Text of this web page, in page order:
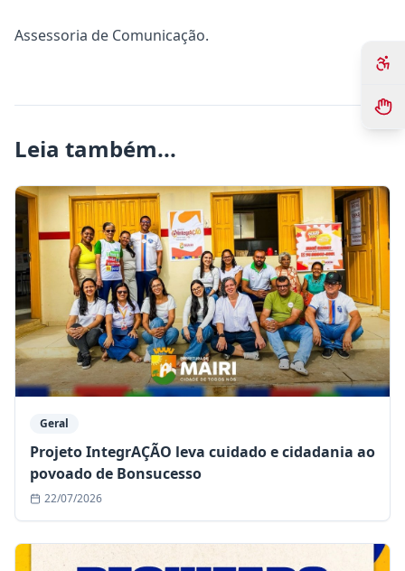
Assessoria de Comunicação.
Leia também...
Geral
Projeto IntegrAÇÃO leva cuidado e cidadania ao
povoado de Bonsucesso
22/07/2026